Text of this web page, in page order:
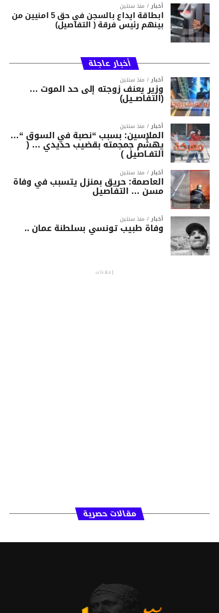
أخبار منذ سنتين
ابطاقة ايداع بالسجن في حق 5 امنيين من
بينهم رئيس فرقة ( التفاصيل)
أخبار عاجلة
أخبار منذ سنتين
وزير يعنف زوجته إلى حد الموت …
(التفاصــيل)
أخبار منذ سنتين
الملاسين: بسبب “نصبة في السوق “…
يهشّم جمجمته بقضيب حديدي … (
التفـاصيل )
أخبار منذ سنتين
العاصمة: حريق بمنزل يتسبب في وفاة
مسن … التفاصيل
أخبار منذ سنتين
وفاة طبيب تونسي بسلطنة عمان ..
إعلانات
مقالات حصرية